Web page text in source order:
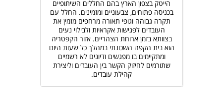
הייטק בצפון הארץ בהם החללים השיתופיים
בכניסה פתוחים, צבעוניים ומזמינים. החלל עם
תקרה גבוהה וגופי תאורה מרחפים מזמין את
העובדים לפגישות אקראיות ולבילוי נעים
בצוותא בזמן ארוחת הצהריים. אזור הקפטריה
הוא בית הקפה השכונתי במהלך כל שעות היום
ומתקיימים בו מפגשים ודיונים לא רשמיים
שתורמים לחיזוק הקשר בין העובדים וליצירת
קהילת עובדים.